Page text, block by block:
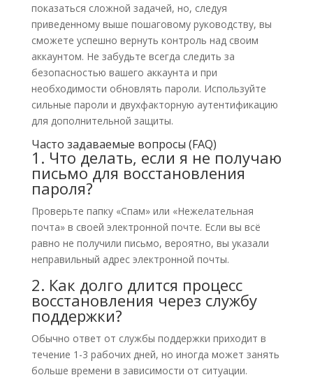
показаться сложной задачей, но, следуя
приведенному выше пошаговому руководству, вы
сможете успешно вернуть контроль над своим
аккаунтом. Не забудьте всегда следить за
безопасностью вашего аккаунта и при
необходимости обновлять пароли. Используйте
сильные пароли и двухфакторную аутентификацию
для дополнительной защиты.
Часто задаваемые вопросы (FAQ)
1. Что делать, если я не получаю
письмо для восстановления
пароля?
Проверьте папку «Спам» или «Нежелательная
почта» в своей электронной почте. Если вы всё
равно не получили письмо, вероятно, вы указали
неправильный адрес электронной почты.
2. Как долго длится процесс
восстановления через службу
поддержки?
Обычно ответ от службы поддержки приходит в
течение 1-3 рабочих дней, но иногда может занять
больше времени в зависимости от ситуации.